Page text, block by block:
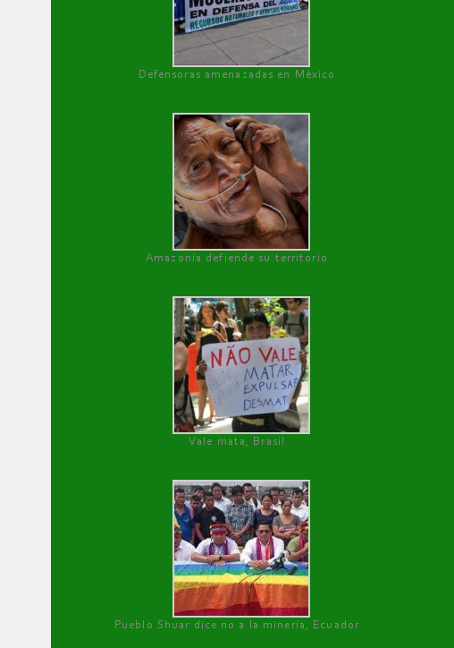
Defensoras amenazadas en México
Amazonía defiende su territorio
Vale mata, Brasil
Pueblo Shuar dice no a la minería, Ecuador